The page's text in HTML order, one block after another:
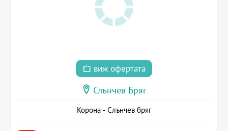
виж офертата
Слънчев Бряг
Корона - Слънчев бряг